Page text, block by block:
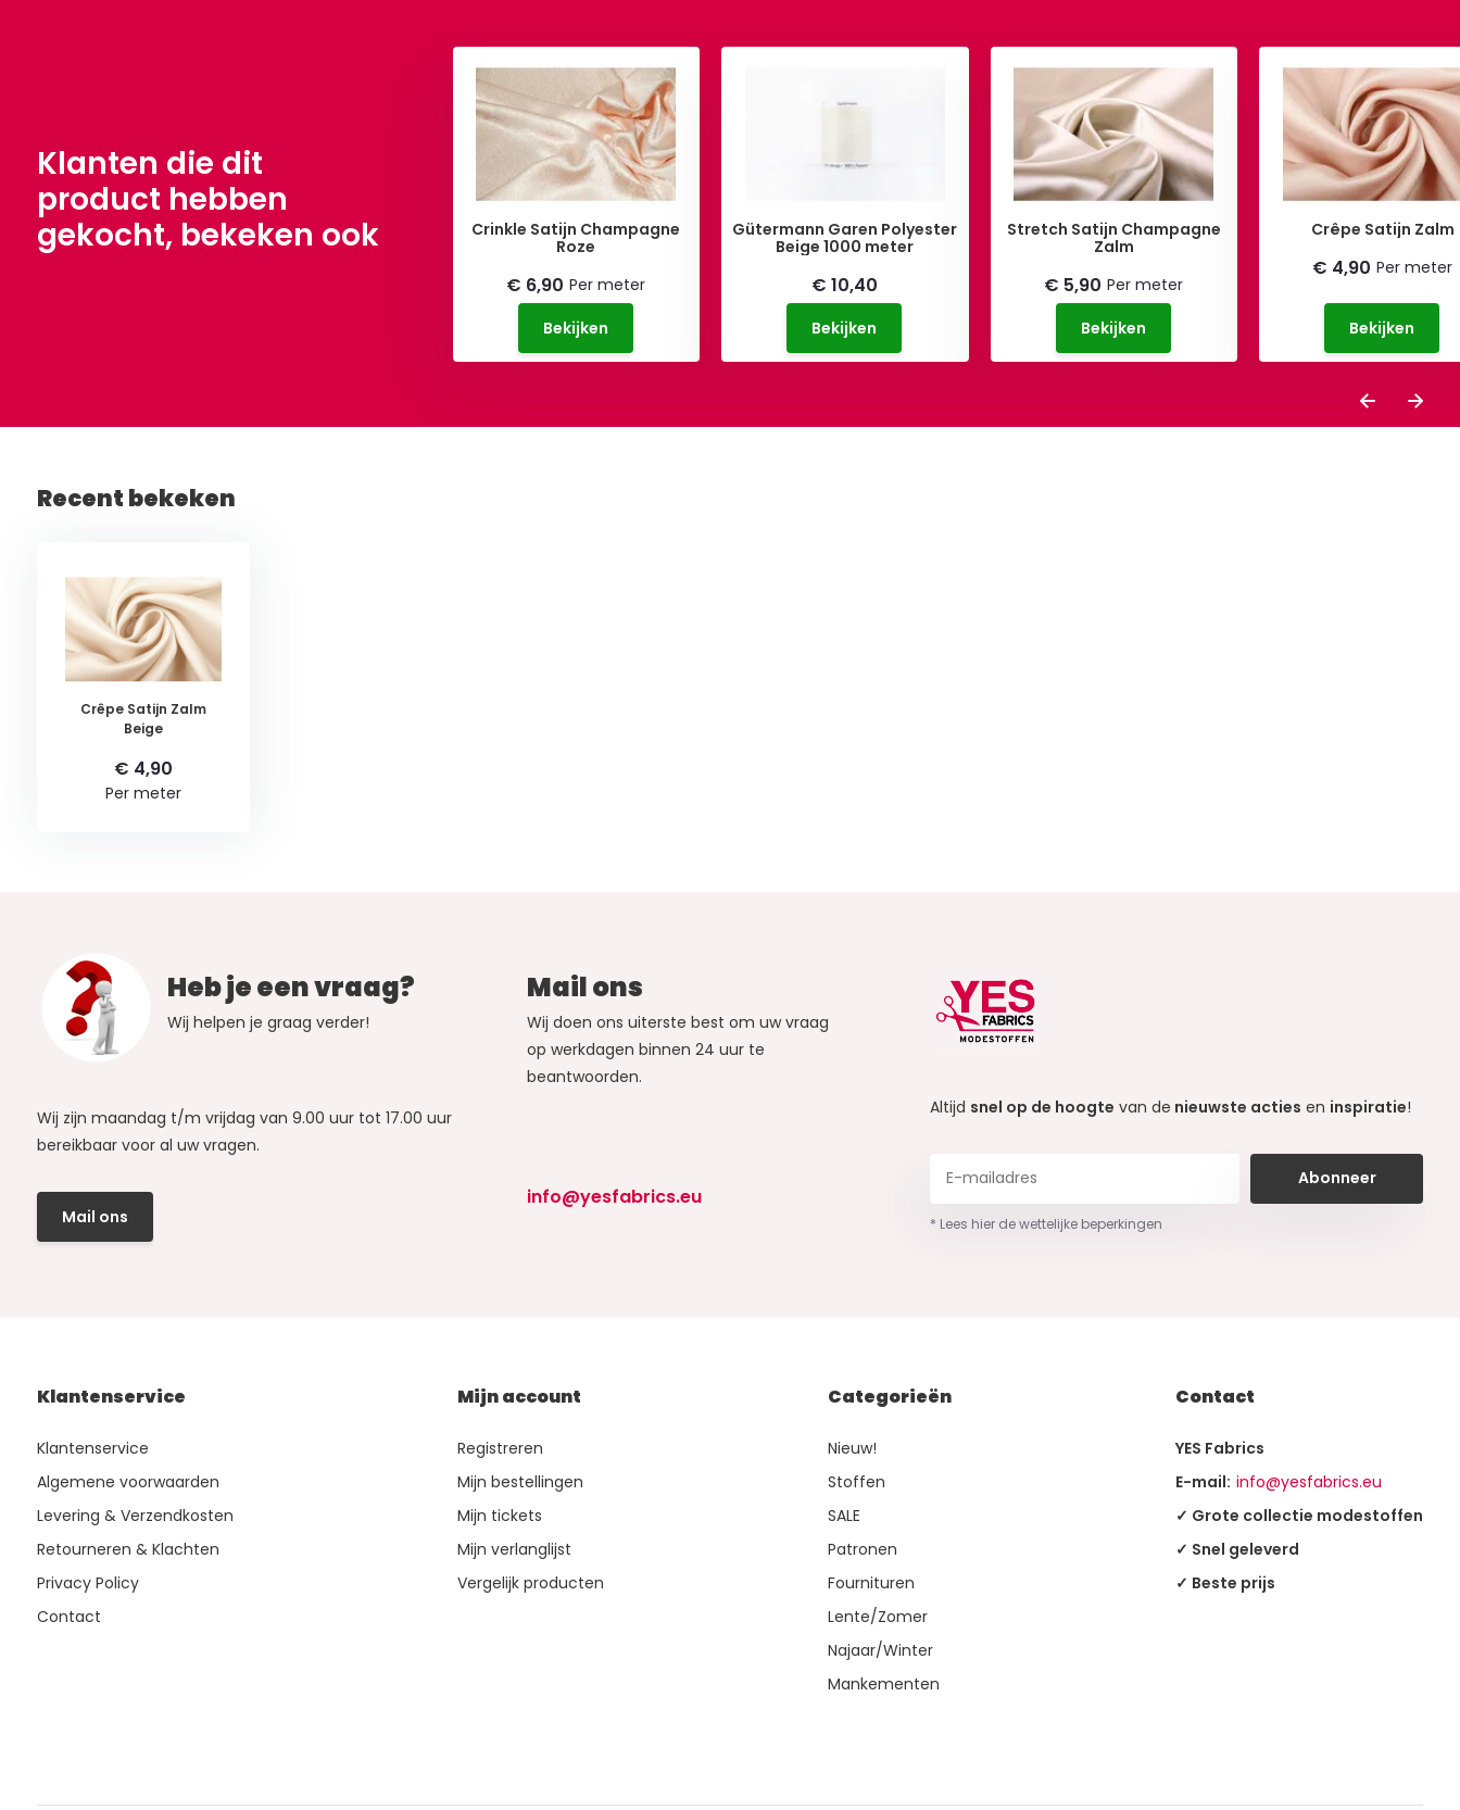
Klanten die dit
product hebben
gekocht, bekeken ook
Stretch Beige
Crinkle Satijn Champagne
Roze
€ 6,90 Per meter
Bekijken
Gütermann Garen Polyester
Beige 1000 meter
€ 10,40
Bekijken
Stretch Satijn Champagne
Zalm
€ 5,90 Per meter
Bekijken
Crêpe Satijn Zalm
€ 4,90 Per meter
Bekijken
Recent bekeken
Crêpe Satijn Zalm
Beige
€ 4,90
Per meter
Heb je een vraag?
Wij helpen je graag verder!
Wij zijn maandag t/m vrijdag van 9.00 uur tot 17.00 uur
bereikbaar voor al uw vragen.
Mail ons
Mail ons
Wij doen ons uiterste best om uw vraag
op werkdagen binnen 24 uur te
beantwoorden.
info@yesfabrics.eu
Altijd snel op de hoogte van de nieuwste acties en inspiratie!
Abonneer
* Lees hier de wettelijke beperkingen
Klantenservice
Klantenservice
Algemene voorwaarden
Levering & Verzendkosten
Retourneren & Klachten
Privacy Policy
Contact
Mijn account
Registreren
Mijn bestellingen
Mijn tickets
Mijn verlanglijst
Vergelijk producten
Categorieën
Nieuw!
Stoffen
SALE
Patronen
Fournituren
Lente/Zomer
Najaar/Winter
Mankementen
Contact
YES Fabrics
E-mail: info@yesfabrics.eu
✓ Grote collectie modestoffen
✓ Snel geleverd
✓ Beste prijs